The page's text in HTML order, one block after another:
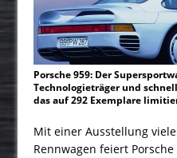
Porsche 959: Der
Technologieträger und
das auf 292 Exemplare
Mit einer Ausstellung
Rennwagen feiert